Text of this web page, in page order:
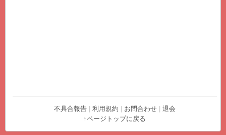
不具合報告 利用規約 お問合わせ
退会
↑ページトップに戻る